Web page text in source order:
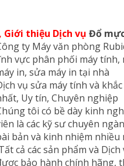
Giới thiệu Dịch vụ Đổ
ty Máy văn phòng
vực phân phối máy tính,
in, sửa máy in tại nhà
vụ sửa máy tính và
Uy tín, Chuyên nghiệp
tôi có bề dày kinh
là các kỹ sư chuyên
bản và kinh nhiệm
cả các sản phẩm và
bảo hành chính hãng,